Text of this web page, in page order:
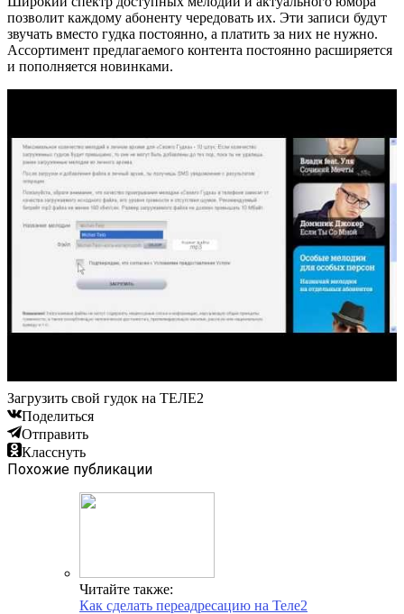
позволит каждому абоненту чередовать их. Эти записи будут
звучать вместо гудка постоянно, а платить за них не нужно.
Ассортимент предлагаемого контента постоянно расширяется
и пополняется новинками.
Загрузить свой гудок на ТЕЛЕ2
Поделиться
Отправить
Класснуть
Похожие публикации
Читайте также:
Как сделать переадресацию на Теле2